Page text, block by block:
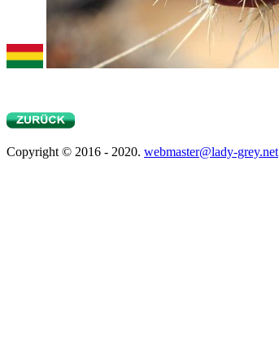
Copyright © 2016 - 2020. webmaster@lady-grey.net